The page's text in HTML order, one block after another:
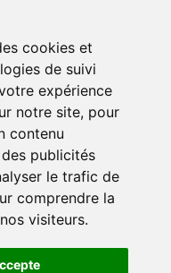
cookies et
de suivi
expérience
notre site, pour
contenu
publicités
le trafic de
comprendre la
visiteurs.